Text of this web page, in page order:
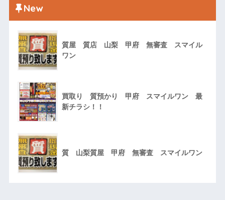
New
質屋 質店 山梨 甲府 無審査 スマイル
ワン
買取り 質預かり 甲府 スマイルワン 最
新チラシ！！
質 山梨質屋 甲府 無審査 スマイルワン